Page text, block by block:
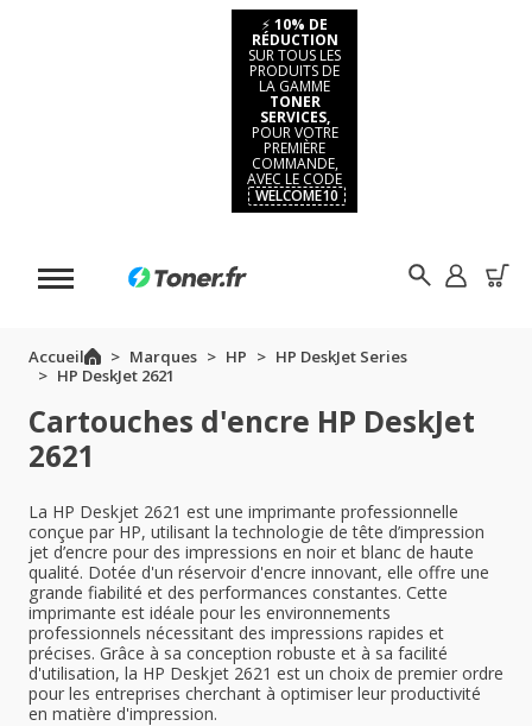
⚡ 10% DE
RÉDUCTION
SUR TOUS LES
PRODUITS DE
LA GAMME
TONER
SERVICES,
POUR VOTRE
PREMIÈRE
COMMANDE,
AVEC LE CODE
WELCOME10
Accueil Marques HP
HP DeskJet Series
HP DeskJet 2621
Cartouches d'encre HP DeskJet
2621
La HP Deskjet 2621 est une imprimante professionnelle
conçue par HP, utilisant la technologie de tête d’impression
jet d’encre pour des impressions en noir et blanc de haute
qualité. Dotée d'un réservoir d'encre innovant, elle offre une
grande fiabilité et des performances constantes. Cette
imprimante est idéale pour les environnements
professionnels nécessitant des impressions rapides et
précises. Grâce à sa conception robuste et à sa facilité
d'utilisation, la HP Deskjet 2621 est un choix de premier ordre
pour les entreprises cherchant à optimiser leur productivité
en matière d'impression.